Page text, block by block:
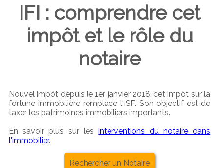
IFI : comprendre cet
impôt et le rôle du
notaire
Nouvel impôt depuis le 1er janvier 2018, cet impôt sur la
fortune immobilière remplace l'ISF. Son objectif est de
taxer les patrimoines immobiliers importants.
En savoir plus sur lesinterventions du notaire dans
l'immobilier.
Rechercher un Notaire